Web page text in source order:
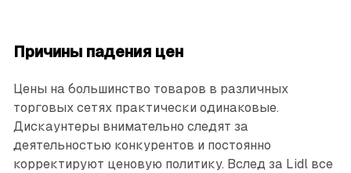
Причины падения цен
Цены на большинство товаров в различных
торговых сетях практически одинаковые.
Дискаунтеры внимательно следят за
деятельностью конкурентов и постоянно
корректируют ценовую политику. Вслед за Lidl все